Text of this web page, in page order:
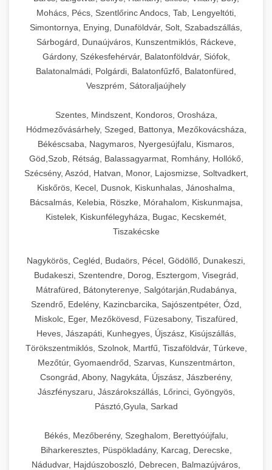
Mohács, Pécs, Szentlőrinc Andocs, Tab, Lengyeltóti,
Simontornya, Enying, Dunaföldvár, Solt, Szabadszállás,
Sárbogárd, Dunaújváros, Kunszentmiklós, Ráckeve,
Gárdony, Székesfehérvár, Balatonföldvár, Siófok,
Balatonalmádi, Polgárdi, Balatonfűzfő, Balatonfüred,
Veszprém, Sátoraljaújhely
Szentes, Mindszent, Kondoros, Orosháza,
Hódmezővásárhely, Szeged, Battonya, Mezőkovácsháza,
Békéscsaba, Nagymaros, Nyergesújfalu, Kismaros,
Göd,Szob, Rétság, Balassagyarmat, Romhány, Hollókő,
Szécsény, Aszód, Hatvan, Monor, Lajosmizse, Soltvadkert,
Kiskőrös, Kecel, Dusnok, Kiskunhalas, Jánoshalma,
Bácsalmás, Kelebia, Röszke, Mórahalom, Kiskunmajsa,
Kistelek, Kiskunfélegyháza, Bugac, Kecskemét,
Tiszakécske
Nagykörös, Cegléd, Budaörs, Pécel, Gödöllő, Dunakeszi,
Budakeszi, Szentendre, Dorog, Esztergom, Visegrád,
Mátrafüred, Bátonyterenye, Salgótarján,Rudabánya,
Szendrő, Edelény, Kazincbarcika, Sajószentpéter, Ózd,
Miskolc, Eger, Mezőkövesd, Füzesabony, Tiszafüred,
Heves, Jászapáti, Kunhegyes, Újszász, Kisújszállás,
Törökszentmiklós, Szolnok, Martfű, Tiszaföldvár, Túrkeve,
Mezőtúr, Gyomaendrőd, Szarvas, Kunszentmárton,
Csongrád, Abony, Nagykáta, Újszász, Jászberény,
Jászfényszaru, Jászárokszállás, Lőrinci, Gyöngyös,
Pásztó,Gyula, Sarkad
Békés, Mezőberény, Szeghalom, Berettyóújfalu,
Biharkeresztes, Püspökladány, Karcag, Derecske,
Nádudvar, Hajdúszoboszló, Debrecen, Balmazújváros,